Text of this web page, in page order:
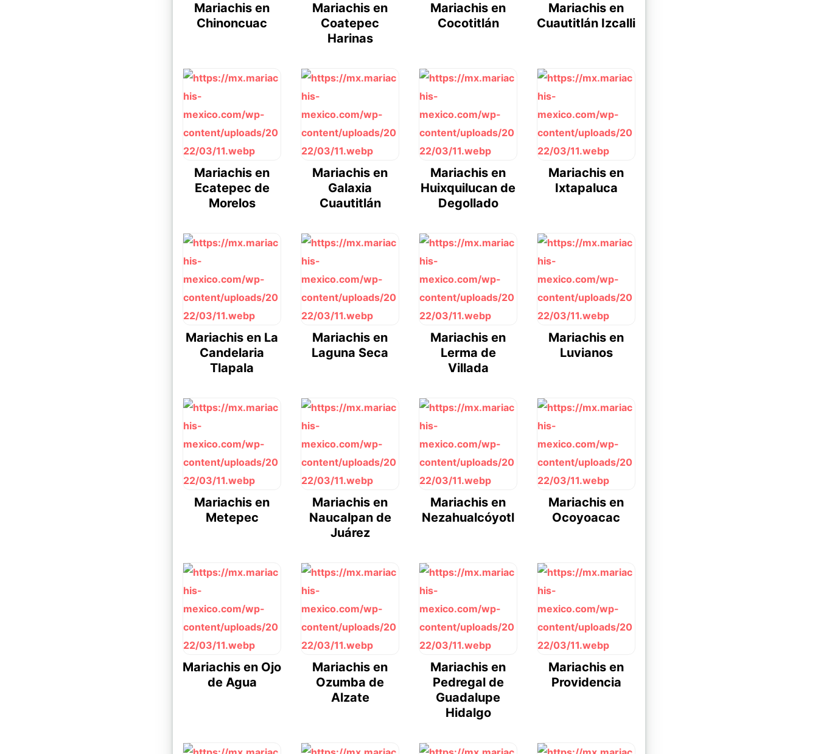
Mariachis en
Chinoncuac
Mariachis en
Coatepec
Harinas
Mariachis en
Cocotitlán
Mariachis en
Cuautitlán Izcalli
Mariachis en
Ecatepec de
Morelos
Mariachis en
Galaxia
Cuautitlán
Mariachis en
Huixquilucan de
Degollado
Mariachis en
Ixtapaluca
Mariachis en La
Candelaria
Tlapala
Mariachis en
Laguna Seca
Mariachis en
Lerma de
Villada
Mariachis en
Luvianos
Mariachis en
Metepec
Mariachis en
Naucalpan de
Juárez
Mariachis en
Nezahualcóyotl
Mariachis en
Ocoyoacac
Mariachis en Ojo
de Agua
Mariachis en
Ozumba de
Alzate
Mariachis en
Pedregal de
Guadalupe
Hidalgo
Mariachis en
Providencia